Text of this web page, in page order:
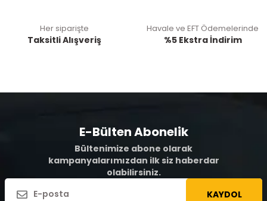
Her siparişte
Taksitli Alışveriş
Havale ve EFT Ödemelerinde
%5 Ekstra İndirim
E-Bülten Abonelik
Bültenimize abone olarak
kampanyalarımızdan ilk siz haberdar
olabilirsiniz.
KAYDOL